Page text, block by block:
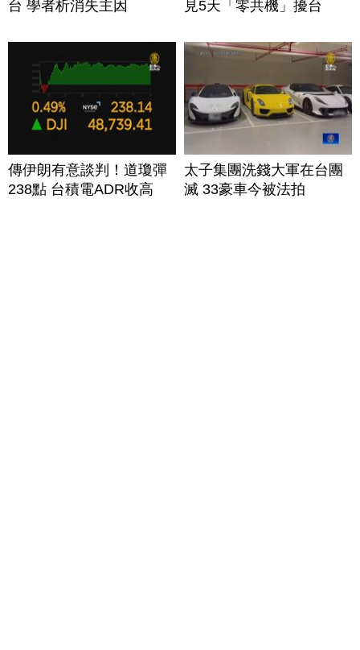
台 學者析消失主因
見5天「零共機」擾台
傳伊朗有意談判！道瓊彈
238點 台積電ADR收高
太子集團洗錢大軍在台團
滅 33豪車今被法拍